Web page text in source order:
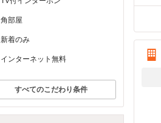
角部屋
新着のみ
インターネット無料
すべてのこだわり条件